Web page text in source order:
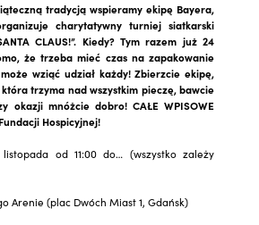
tradycją wspieramy ekipę Bayera,
charytatywny turniej siatkarski
CLAUS!”. Kiedy? Tym razem już 24
że trzeba mieć czas na zapakowanie
wziąć udział każdy! Zbierzcie ekipę,
trzyma nad wszystkim pieczę, bawcie
okazji mnóżcie dobro! CAŁE WPISOWE
Hospicyjnej!
od 11:00 do… (wszystko zależy
Arenie (plac Dwóch Miast 1, Gdańsk)